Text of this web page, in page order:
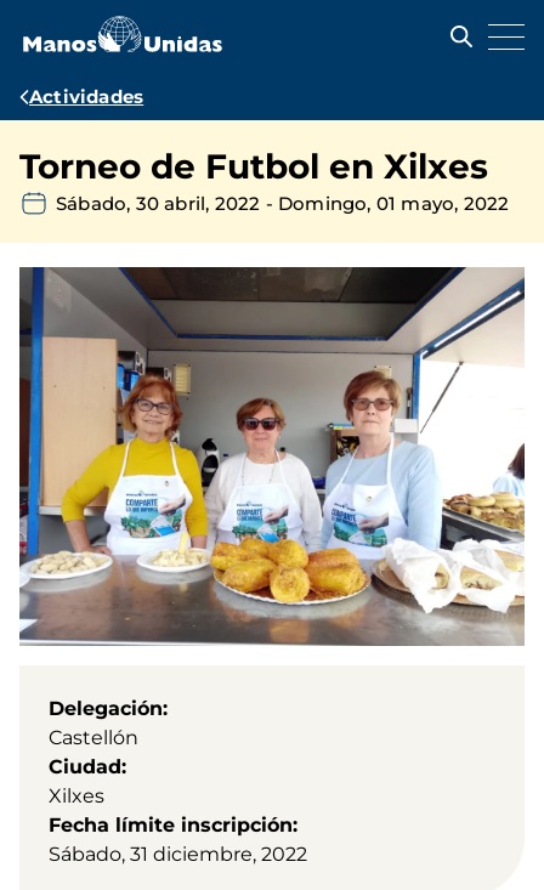
contenido
Ruta
navegación
Actividades
Torneo de Futbol en Xilxes
Sábado, 30 abril, 2022 - Domingo, 01 mayo, 2022
Delegación
Castellón
Ciudad
Xilxes
Fecha límite inscripción
Sábado, 31 diciembre, 2022